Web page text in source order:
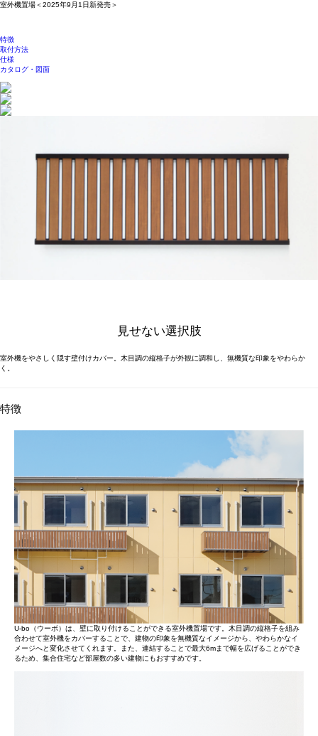
室外機置場＜2025年9月1日新発売＞
特徴
取付方法
仕様
カタログ・図面
見せない選択肢
室外機をやさしく隠す壁付けカバー。木目調の縦格子が外観に調和し、無機質な印象をやわらか
く。
特徴
U-bo（ウーボ）は、壁に取り付けることができる室外機置場です。木目調の縦格子を組み
合わせて室外機をカバーすることで、建物の印象を無機質なイメージから、やわらかなイ
メージへと変化させてくれます。また、連結することで最大6mまで幅を広げることができ
るため、集合住宅など部屋数の多い建物にもおすすめです。